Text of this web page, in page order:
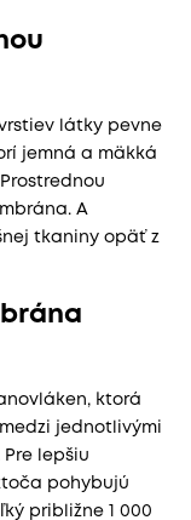
látky pevne
jemná a mäkká
A
tkaniny opäť z
ktorá
jednotlivými
lepšiu
pohybujú
približne 1 000